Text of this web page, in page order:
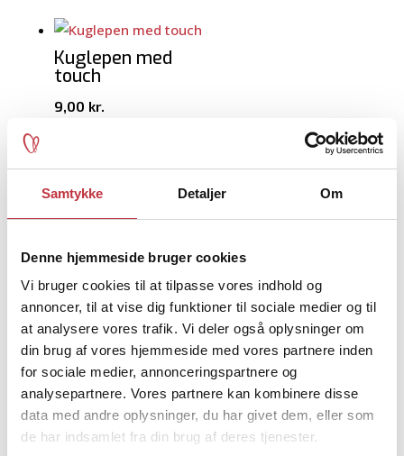
Samtykke Detaljer Om
Denne hjemmeside bruger cookies
Vi bruger cookies til at tilpasse vores indhold og
annoncer, til at vise dig funktioner til sociale medier og til
at analysere vores trafik. Vi deler også oplysninger om
din brug af vores hjemmeside med vores partnere inden
for sociale medier, annonceringspartnere og
analysepartnere. Vores partnere kan kombinere disse
data med andre oplysninger, du har givet dem, eller som
de har indsamlet fra din brug af deres tjenester.
Kuglepen med
touch
9,00 kr.
Penholder
11,00kr.
Mulepose/indkøbs
net
39,00kr.